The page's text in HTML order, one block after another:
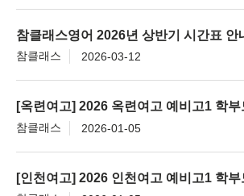
참클래스영어 2026년 상반기 시간표 안
참클래스 2026-03-12
[옥련여고]
참클래스 2026-01-05
[인천여고] 2026 인천여고 예비고1 학부